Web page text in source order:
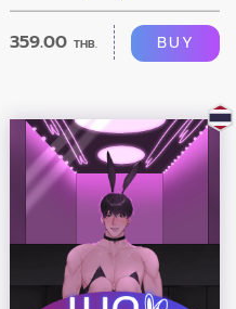
359.00 THB. BUY